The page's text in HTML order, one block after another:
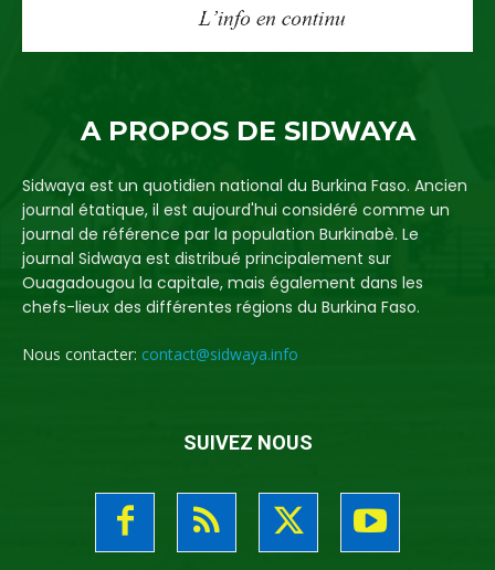
A PROPOS DE SIDWAYA
Sidwaya est un quotidien national du Burkina Faso. Ancien
journal étatique, il est aujourd'hui considéré comme un
journal de référence par la population Burkinabè. Le
journal Sidwaya est distribué principalement sur
Ouagadougou la capitale, mais également dans les
chefs-lieux des différentes régions du Burkina Faso.
Nous contacter: contact@sidwaya.info
SUIVEZ NOUS